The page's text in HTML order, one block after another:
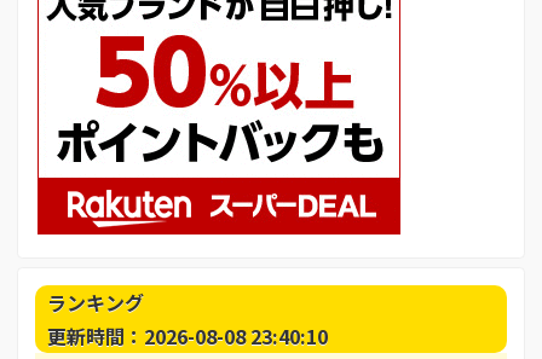
ランキング
更新時間：2026-08-08 23:40:10